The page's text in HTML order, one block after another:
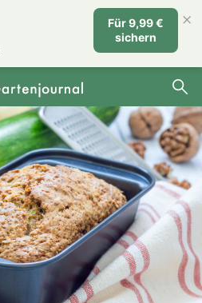
Für 9,99 €
sichern
×